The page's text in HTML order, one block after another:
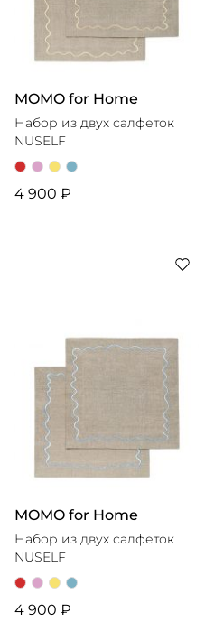
MOMO for Home
Набор из двух салфеток
NUSELF
4 900 ₽
MOMO for Home
Набор из двух салфеток
NUSELF
4 900 ₽